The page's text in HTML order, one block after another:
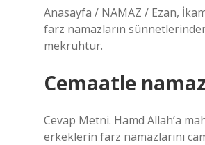
Anasayfa / NAMAZ / Ezan,
farz namazların
mekruhtur.
Cemaatle
Cevap Metni. Hamd Allah’a
erkeklerin farz namazlarını